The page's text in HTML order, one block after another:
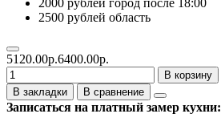
2500 рублей область
5120.00р.6400.00р.
В корзину
В закладки
В сравнение
Записаться на платный замер кухни: